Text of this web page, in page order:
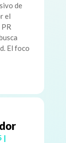
de
el
El foco
|